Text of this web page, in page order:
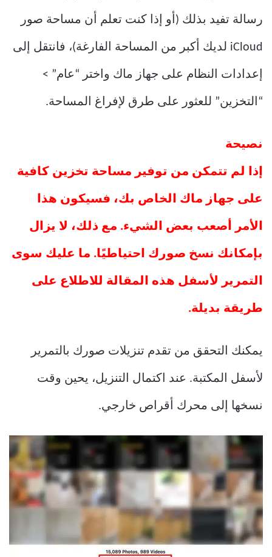
رسالة تفيد بذلك (أو إذا كنت تعلم أن مساحة صور
iCloud لديك أكبر من المساحة الفارغة)، فانتقل إلى
إعدادات النظام على جهاز ماك واختر “عام” >
“التخزين” للعثور على طرق لإفراغ المساحة.
نصيحة
إذا لم تتمكن من توفير مساحة تخزين كافية
على جهاز ماك الخاص بك، فسيكون هذا
الأمر أصعب بعض الشيء. مع ذلك، لا يزال
بإمكانك نسخ صورك احتياطيًا. ما عليك سوى
التمرير لأسفل هذه المقالة للاطلاع على
طريقة بديلة.
يمكنك التحقق من تقدم تنزيلات صورك بالتمرير
لأسفل المكتبة. عند اكتمال التنزيل، يحين وقت
نسخها إلى محرك أقراص خارجي.